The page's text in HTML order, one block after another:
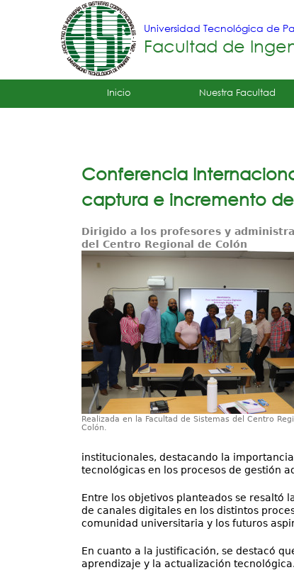
Universidad Tecnológica de
Facultad de
TropicalInicio Nuestra Facultad
Conferencia
captura e incremento
Dirigido a los profesores y
del Centro Regional de Colón
Realizada en la Facultad de Sistemas del Centro
Colón.
institucionales, destacando la
tecnológicas en los procesos de gestión
Entre los objetivos planteados se
de canales digitales en los distintos
comunidad universitaria y los futuros
En cuanto a la justificación, se destacó
aprendizaje y la actualización